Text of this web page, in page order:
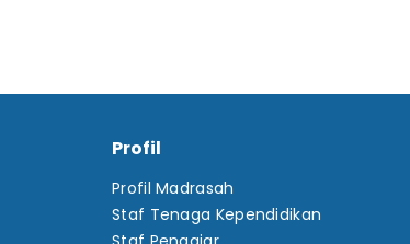
Profil
Profil Madrasah
Staf Tenaga Kependidikan